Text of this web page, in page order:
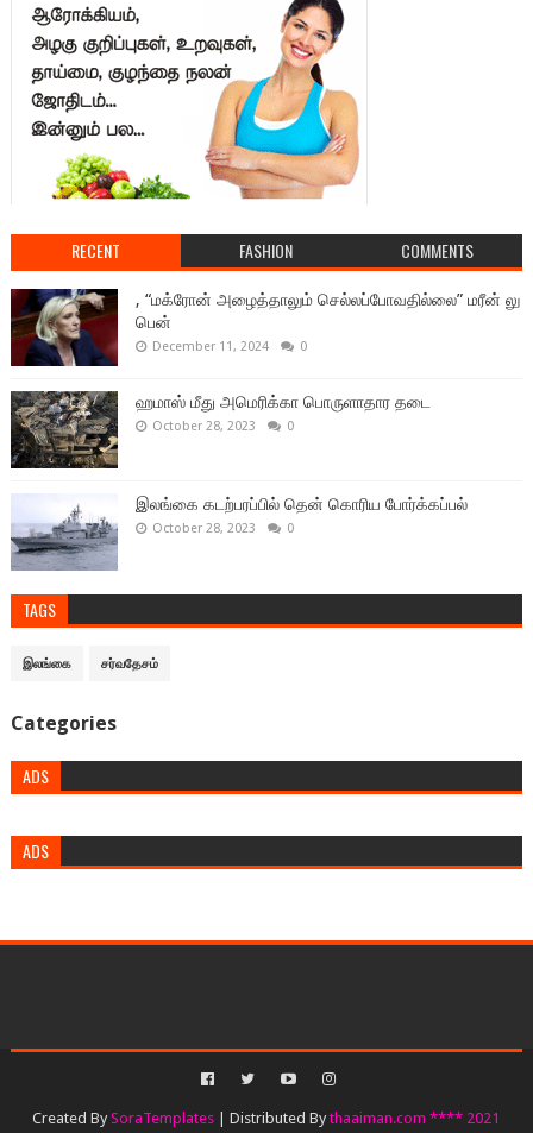
RECENT FASHION COMMENTS
, “மக்ரோன் அழைத்தாலும் செல்லப்போவதில்லை” மரீன் லு
பென்
December 11, 2024 0
ஹமாஸ் மீது அமெரிக்கா பொருளாதார தடை
October 28, 2023 0
இலங்கை கடற்பரப்பில் தென் கொரிய போர்க்கப்பல்
October 28, 2023 0
TAGS
இலங்கை சர்வதேசம்
Categories
ADS
ADS
Created BySoraTemplates | Distributed Bythaaiman.com **** 2021